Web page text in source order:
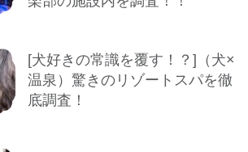
[犬好きの常識を覆す！？]（犬×
温泉）驚きのリゾートスパを徹
底調査！